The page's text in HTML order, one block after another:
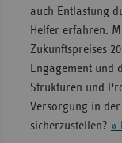
auch Entlastung
Helfer erfahren.
Zukunftspreises
Engagement und
Strukturen und
Versorgung in
sicherzustellen? »